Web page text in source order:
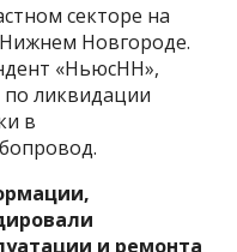
секторе на
Новгороде.
«НьюсНН»,
ликвидации
в
и ремонта